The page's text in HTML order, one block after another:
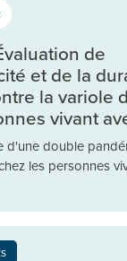
de
et de la
la variole
vivant
d'une double
les personnes